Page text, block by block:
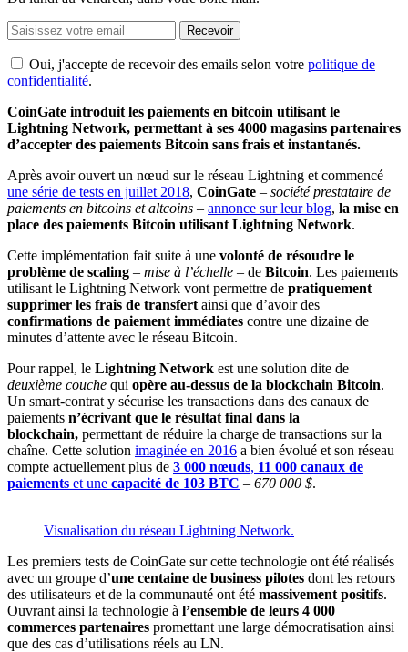
Recevoir
Oui, j'accepte de recevoir des emails selon votre politique de
confidentialité.
CoinGate introduit les paiements en bitcoin utilisant le
Lightning Network, permettant à ses 4000 magasins partenaires
d’accepter des paiements Bitcoin sans frais et instantanés.
Après avoir ouvert un nœud sur le réseau Lightning et commencé
une série de tests en juillet 2018, CoinGate – société prestataire de
paiements en bitcoins et altcoins – annonce sur leur blog, la mise en
place des paiements Bitcoin utilisant Lightning Network.
Cette implémentation fait suite à une volonté de résoudre le
problème de scaling – mise à l’échelle – de Bitcoin. Les paiements
utilisant le Lightning Network vont permettre de pratiquement
supprimer les frais de transfert ainsi que d’avoir des
confirmations de paiement immédiates contre une dizaine de
minutes d’attente avec le réseau Bitcoin.
Pour rappel, le Lightning Network est une solution dite de
deuxième couche qui opère au-dessus de la blockchain Bitcoin.
Un smart-contrat y sécurise les transactions dans des canaux de
paiements n’écrivant que le résultat final dans la
blockchain, permettant de réduire la charge de transactions sur la
chaîne. Cette solution imaginée en 2016 a bien évolué et son réseau
compte actuellement plus de 3 000 nœuds, 11 000 canaux de
paiements et une capacité de 103 BTC – 670 000 $.
Visualisation du réseau Lightning Network.
Les premiers tests de CoinGate sur cette technologie ont été réalisés
avec un groupe d’une centaine de business pilotes dont les retours
des utilisateurs et de la communauté ont été massivement positifs.
Ouvrant ainsi la technologie à l’ensemble de leurs 4 000
commerces partenaires promettant une large démocratisation ainsi
que des cas d’utilisations réels au LN.